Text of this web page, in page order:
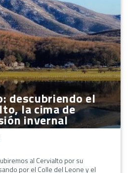
descubriendo el
la cima de
invernal
al Cervialto por su
por el Colle del Leone y el